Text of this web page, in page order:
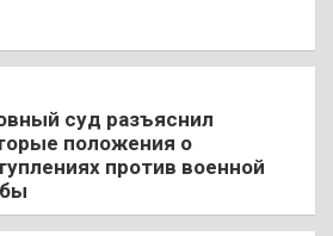
суд разъяснил
положения о
против военной